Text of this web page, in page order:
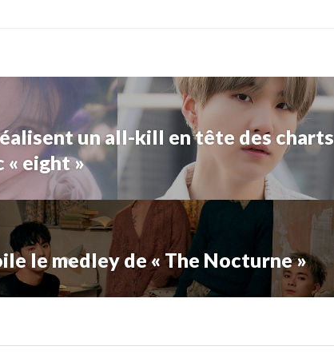
un all-kill en tête des charts
« eight »
le medley de « The Nocturne »